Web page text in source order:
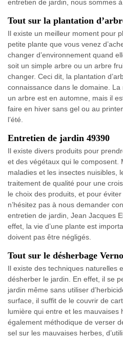
entretien de jardin, nous sommes
Tout sur la plantation
Il existe un meilleur moment pour
petite plante que vous venez
changer d’environnement quand
soit un simple arbre ou un arbre
changer. Ceci dit, la plantation
connaissance dans le domaine.
un arbre est en automne, mais il
faire en hiver sans gel ou au
l’été.
Entretien de jardin 49390
Il existe divers produits pour
et des végétaux qui le composent.
maladies et les insectes nuisibles,
traitement de qualité pour une
le choix des produits, et pour
n’hésitez pas à nous demander
entretien de jardin, Jean Jacques
effet, la vie d’une plante est
doivent pas être négligés.
Tout sur le désherbage
Il existe des techniques naturelles
désherber le jardin. En effet, il se
jardin même sans utiliser
surface, il suffit de le couvrir de
lumière qui entre et les mauvaises
également méthodique de verser
sel sur les mauvaises herbes,